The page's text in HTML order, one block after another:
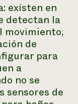
existen en
detectan la
movimiento,
de
para
a
no se
sensores de